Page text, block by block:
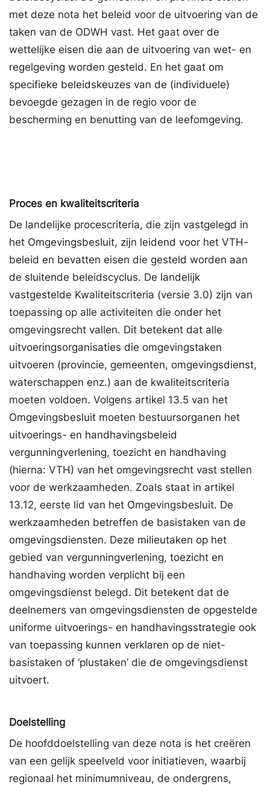
met deze nota het beleid voor de uitvoering van de
taken van de ODWH vast. Het gaat over de
wettelijke eisen die aan de uitvoering van wet- en
regelgeving worden gesteld. En het gaat om
specifieke beleidskeuzes van de (individuele)
bevoegde gezagen in de regio voor de
bescherming en benutting van de leefomgeving.
Proces en kwaliteitscriteria
De landelijke procescriteria, die zijn vastgelegd in
het Omgevingsbesluit, zijn leidend voor het VTH-
beleid en bevatten eisen die gesteld worden aan
de sluitende beleidscyclus. De landelijk
vastgestelde Kwaliteitscriteria (versie 3.0) zijn van
toepassing op alle activiteiten die onder het
omgevingsrecht vallen. Dit betekent dat alle
uitvoeringsorganisaties die omgevingstaken
uitvoeren (provincie, gemeenten, omgevingsdienst,
waterschappen enz.) aan de kwaliteitscriteria
moeten voldoen. Volgens artikel 13.5 van het
Omgevingsbesluit moeten bestuursorganen het
uitvoerings- en handhavingsbeleid
vergunningverlening, toezicht en handhaving
(hierna: VTH) van het omgevingsrecht vast stellen
voor de werkzaamheden. Zoals staat in artikel
13.12, eerste lid van het Omgevingsbesluit. De
werkzaamheden betreffen de basistaken van de
omgevingsdiensten. Deze milieutaken op het
gebied van vergunningverlening, toezicht en
handhaving worden verplicht bij een
omgevingsdienst belegd. Dit betekent dat de
deelnemers van omgevingsdiensten de opgestelde
uniforme uitvoerings- en handhavingsstrategie ook
van toepassing kunnen verklaren op de niet-
basistaken of ‘plustaken’ die de omgevingsdienst
uitvoert.
Doelstelling
De hoofddoelstelling van deze nota is het creëren
van een gelijk speelveld voor initiatieven, waarbij
regionaal het minimumniveau, de ondergrens,